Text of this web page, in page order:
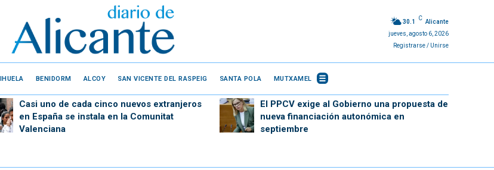
30.1
C
Alicante
jueves, agosto 6, 2026
Registrarse / Unirse
BENIDORM ALCOY SAN VICENTE DEL RASPEIG SANTA POLA MUTXAMEL
Casi uno de cada cinco nuevos extranjeros
en España se instala en la Comunitat
Valenciana
El PPCV exige al Gobierno una propuesta de
nueva financiación autonómica en
septiembre